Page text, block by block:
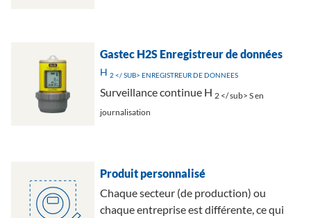
Gastec H2S Enregistreur de données
H2 </ SUB> ENREGISTREUR DE DONNEES
Surveillance continue H 2 </ sub> S en
journalisation
Produit personnalisé
Chaque secteur (de production) ou
chaque entreprise est différente, ce qui